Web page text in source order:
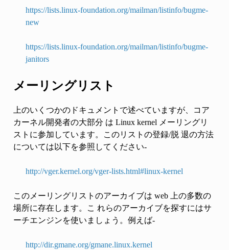
https://lists.linux-foundation.org/mailman/listinfo/bugme-
new
https://lists.linux-foundation.org/mailman/listinfo/bugme-
janitors
メーリングリスト
上のいくつかのドキュメントで述べていますが、コア
カーネル開発者の大部分 は Linux kernel メーリングリ
ストに参加しています。このリストの登録/脱 退の方法
については以下を参照してください-
http://vger.kernel.org/vger-lists.html#linux-kernel
このメーリングリストのアーカイブは web 上の多数の
場所に存在します。こ れらのアーカイブを探すにはサ
ーチエンジンを使いましょう。例えば-
http://dir.gmane.org/gmane.linux.kernel